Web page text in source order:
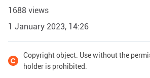
1688 views
1 January 2023, 14:26
Copyright object. Use without the
holder is prohibited.